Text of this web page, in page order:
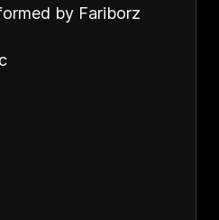
by Fariborz